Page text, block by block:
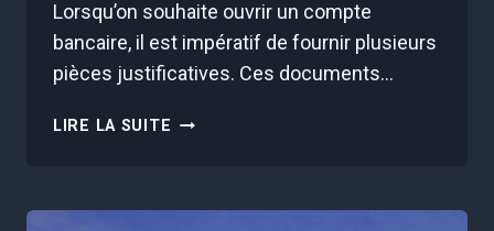
Lorsqu’on souhaite ouvrir un compte
bancaire, il est impératif de fournir plusieurs
pièces justificatives. Ces documents…
LIRE LA SUITE QUELLES